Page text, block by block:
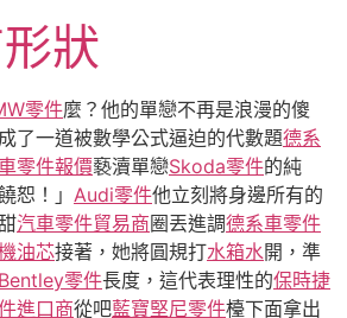
狀
零件麼？他的單戀不再是浪漫的傻
了一道被數學公式逼迫的代數題德系
零件報價褻瀆單戀Skoda零件的純
恕！」 Audi零件他立刻將身邊所有的
汽車零件貿易商圈丟進調德系車零件
油芯接著，她將圓規打水箱水開，準
Bentley零件長度，這代表理性的保時捷
進口商從吧藍寶堅尼零件檯下面拿出